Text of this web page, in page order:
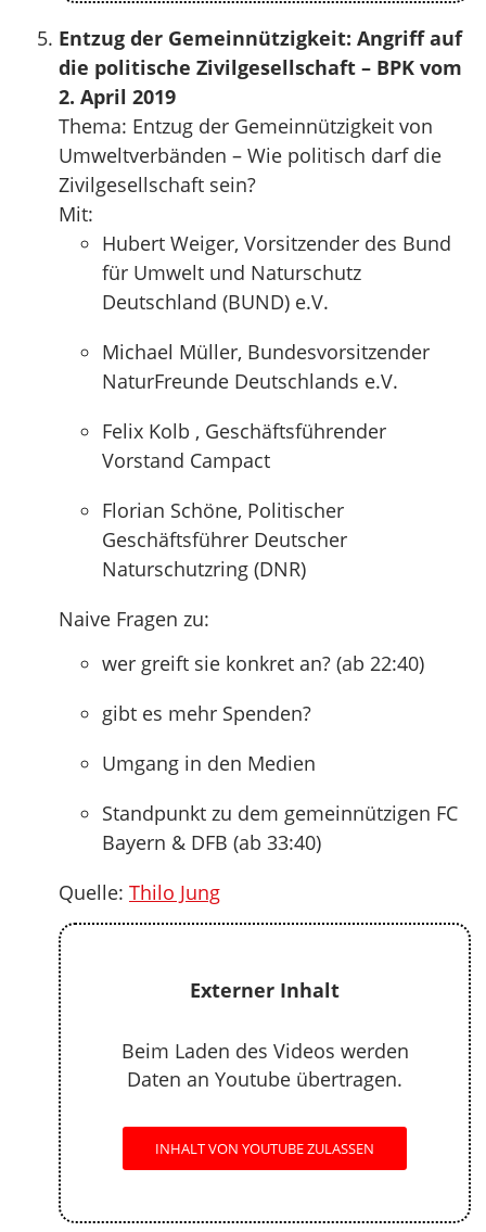
Entzug der Gemeinnützigkeit: Angriff auf
die politische Zivilgesellschaft – BPK vom
2. April 2019
Thema: Entzug der Gemeinnützigkeit von
Umweltverbänden – Wie politisch darf die
Zivilgesellschaft sein?
Mit:
Hubert Weiger, Vorsitzender des Bund
für Umwelt und Naturschutz
Deutschland (BUND) e.V.
Michael Müller, Bundesvorsitzender
NaturFreunde Deutschlands e.V.
Felix Kolb , Geschäftsführender
Vorstand Campact
Florian Schöne, Politischer
Geschäftsführer Deutscher
Naturschutzring (DNR)
Naive Fragen zu:
wer greift sie konkret an? (ab 22:40)
gibt es mehr Spenden?
Umgang in den Medien
Standpunkt zu dem gemeinnützigen FC
Bayern & DFB (ab 33:40)
Quelle: Thilo Jung
Externer Inhalt
Beim Laden des Videos werden
Daten an Youtube übertragen.
INHALT VON YOUTUBE ZULASSEN